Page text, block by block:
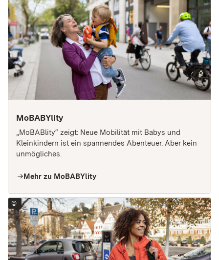
MoBABYlity
„MoBABlity“ zeigt: Neue Mobilität mit Babys und
Kleinkindern ist ein spannendes Abenteuer. Aber kein
unmögliches.
arrow_rightMehr zu MoBABYlity
© 2023 Ministerium für Verkehr Baden-Württemberg CC BY-SA